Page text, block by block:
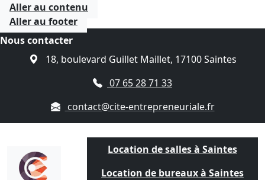
Aller au contenu
Aller au footer
Nous contacter
18, boulevard Guillet Maillet, 17100 Saintes
07 65 28 71 33
contact@cite-entrepreneuriale.fr
Location de salles à Saintes
Location de bureaux à Saintes